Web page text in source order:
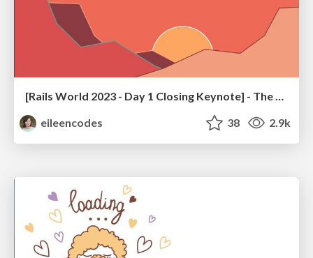
[Rails World 2023 - Day 1 Closing Keynote] - The Magic of Rails
eileencodes
38 2.9k